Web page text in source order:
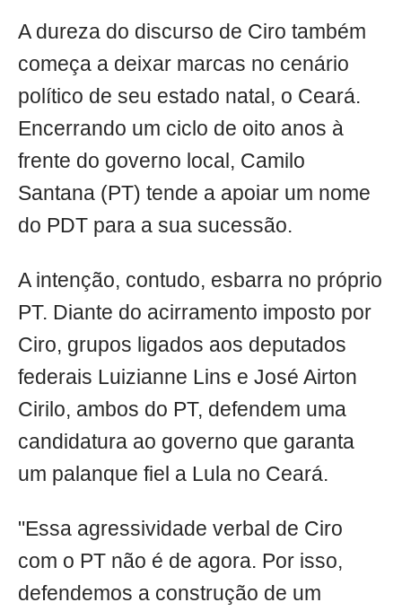
A dureza do discurso de Ciro também
começa a deixar marcas no cenário
político de seu estado natal, o Ceará.
Encerrando um ciclo de oito anos à
frente do governo local, Camilo
Santana (PT) tende a apoiar um nome
do PDT para a sua sucessão.
A intenção, contudo, esbarra no próprio
PT. Diante do acirramento imposto por
Ciro, grupos ligados aos deputados
federais Luizianne Lins e José Airton
Cirilo, ambos do PT, defendem uma
candidatura ao governo que garanta
um palanque fiel a Lula no Ceará.
"Essa agressividade verbal de Ciro
com o PT não é de agora. Por isso,
defendemos a construção de um